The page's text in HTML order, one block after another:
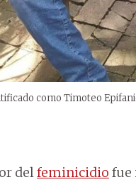
como Timoteo
delfeminicidio fue